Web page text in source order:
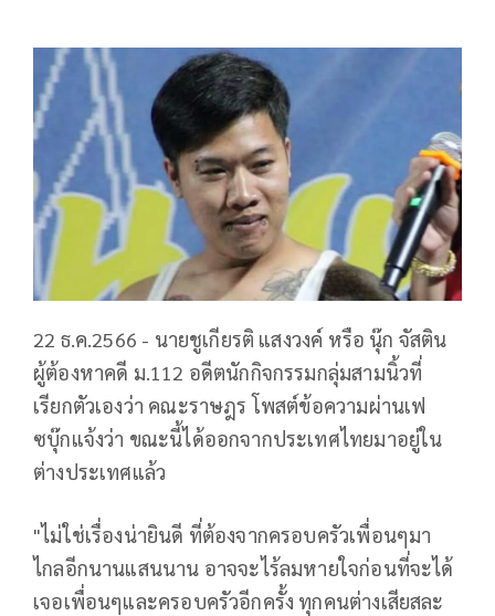
22 ธ.ค.2566 - นายชูเกียรติ แสงวงค์ หรือ นุ๊ก จัสติน
ผู้ต้องหาคดี ม.112 อดีตนักกิจกรรมกลุ่มสามนิ้วที่
เรียกตัวเองว่า คณะราษฎร โพสต์ข้อความผ่านเฟ
ซบุ๊กแจ้งว่า ขณะนี้ได้ออกจากประเทศไทยมาอยู่ใน
ต่างประเทศแล้ว
"ไม่ใช่เรื่องน่ายินดี ที่ต้องจากครอบครัวเพื่อนๆมา
ไกลอีกนานแสนนาน อาจจะไร้ลมหายใจก่อนที่จะได้
เจอเพื่อนๆและครอบครัวอีกครั้ง ทุกคนต่างเสียสละ